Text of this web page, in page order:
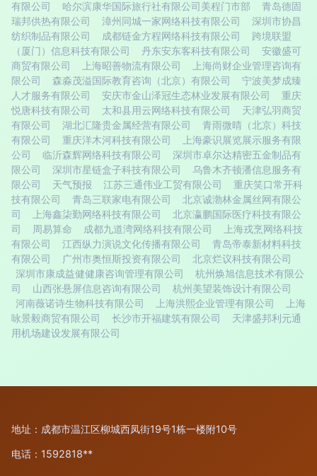
有限公司
哈尔滨康华国际旅行社有限公司美程门市部
青岛德固
瑞邦供热有限公司
漳州同城一家网络科技有限公司
深圳市协昌
纺织制品有限公司
成都链金方程网络科技有限公司
跨境联盟
（厦门）信息科技有限公司
丹东安东客科技有限公司
安徽盛可
商贸有限公司
上海昭善物流有限公司
上海尚财企业管理咨询有
限公司
森淼茂溢国际教育咨询（北京）有限公司
宁波美梦成臻
人才服务有限公司
安庆市金山泽冠生态林业发展有限公司
重庆
悦唐科技有限公司
太和县用云网络科技有限公司
天津弘羽商贸
有限公司
湖北汇隆贵金属经营有限公司
青雨微晴（北京）科技
有限公司
重庆洋木河科技有限公司
上海豪识展览展示服务有限
公司
临沂森辉网络科技有限公司
深圳市卓尔达精密五金制品有
限公司
深圳市星链盒子科技有限公司
乌鲁木齐顿潘信息服务有
限公司
天气预报 江苏三通伟业工贸有限公司
重庆笑口常开科
技有限公司
青岛三联家电有限公司
北京诚渤林金属丝网有限公
司
上海鑫柒勤网络科技有限公司
北京瀛鹏国际医疗科技有限公
司
周易算命 成都九道湾网络科技有限公司
上海戎烹网络科技
有限公司
江西纵力演说文化传播有限公司
青岛帝泰新材料科技
有限公司
广州市奥恒斯投资有限公司
北京烂议科技有限公司
深圳市康成益健健康咨询管理有限公司
杭州焕旭信息技术有限公
司
山西张悬屏信息咨询有限公司
杭州美望装饰设计有限公司
河南薇诺诗生物科技有限公司
上海洪熙企业管理有限公司
上海
咏景毅商贸有限公司
长沙市开福建筑有限公司
天津盛邦利元通
用机场建设发展有限公司
地址：成都市温江区柳城西凤街19号1栋一楼附10号
电话：1592818**